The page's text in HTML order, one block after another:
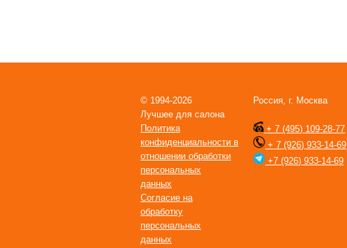
© 1994-2026
Лучшее для салона
Политика
конфиденциальности в
отношении обработки
персональных
данных
Согласие на
обработку
персональных
данных
Россия, г. Москва
+ 7 (495) 109-28-77
+ 7 (926) 933-14-69
+7 (926) 933-14-69